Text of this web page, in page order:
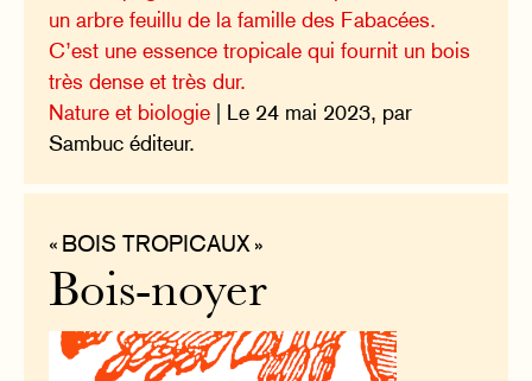
un arbre feuillu de la famille des Fabacées.
C’est une essence tropicale qui fournit un bois
très dense et très dur.
Nature et biologie | Le 24 mai 2023, par
Sambuc éditeur.
« BOIS TROPICAUX »
Bois-noyer